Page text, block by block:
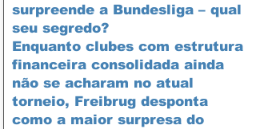
surpreende a Bundesliga – qual
seu segredo?
Enquanto clubes com estrutura
financeira consolidada ainda
não se acharam no atual
torneio, Freibrug desponta
como a maior surpresa do